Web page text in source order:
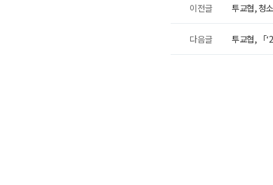
이전글 투교협, 청
다음글 투교협, 「